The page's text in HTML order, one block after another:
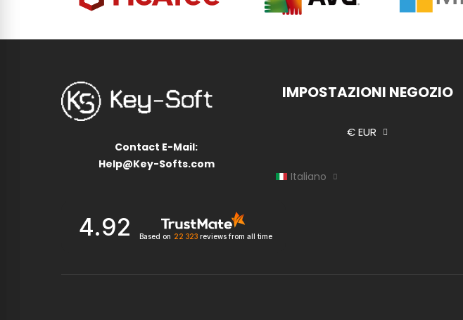
Contact E-Mail:
Help@Key-Softs.com
4.92 Based on 22 323reviewsfrom all time
IMPOSTAZIONI NEGOZIO
€ EUR
Italiano